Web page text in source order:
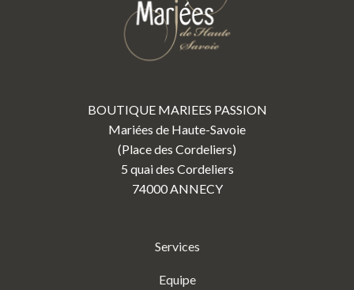
BOUTIQUE MARIEES PASSION
Mariées de Haute-Savoie
(Place des Cordeliers)
5 quai des Cordeliers
74000 ANNECY
Services
Equipe